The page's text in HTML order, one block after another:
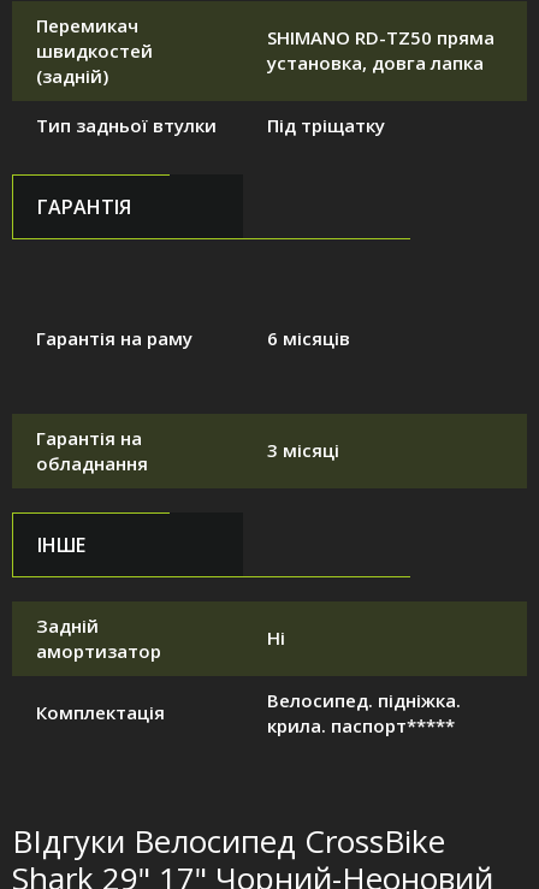
Перемикач
швидкостей
(задній)
SHIMANO RD-TZ50 пряма
установка, довга лапка
Тип задньої втулки Під тріщатку
ГАРАНТІЯ
Гарантія на раму 6 місяців
Гарантія на
обладнання
3 місяці
ІНШЕ
Задній
амортизатор
Ні
Комплектація
Велосипед. підніжка.
крила. паспорт*****
ВІдгуки Велосипед CrossBike
Shark 29" 17" Чорний-Неоновий